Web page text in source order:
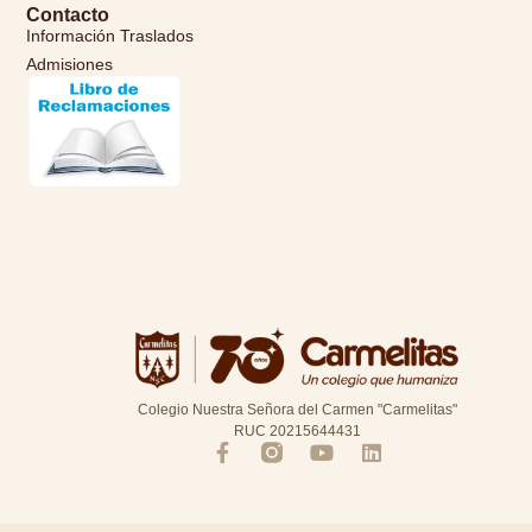
Colegio Nuestra Señora del Carmen "Carmelitas"
RUC 20215644431
Contacto
Información Traslados
Admisiones